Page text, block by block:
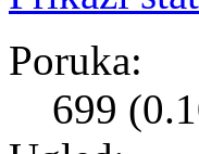
Poruka:
699